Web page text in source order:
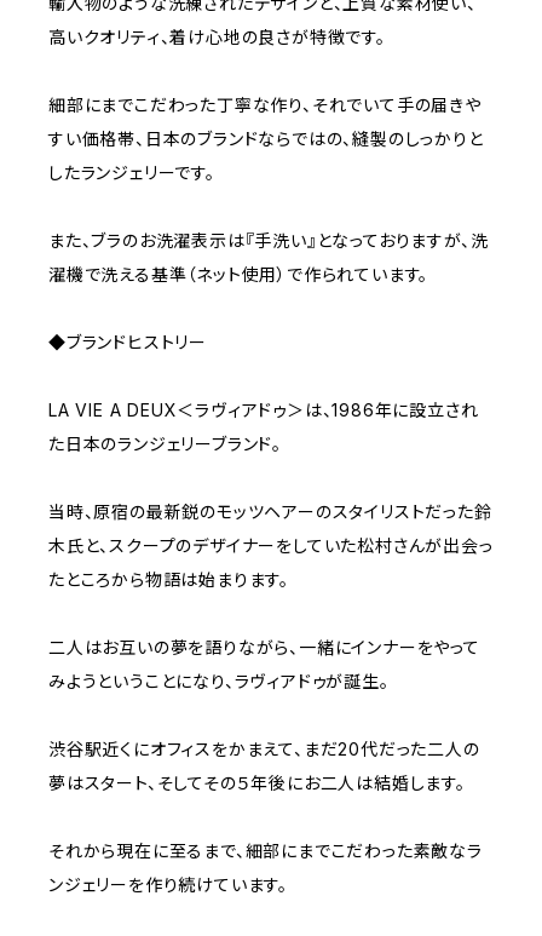
高いクオリティ、着け心地の良さが特徴です。
細部にまでこだわった丁寧な作り、それでいて手の届きや
すい価格帯、日本のブランドならではの、縫製のしっかりと
したランジェリーです。
また、ブラのお洗濯表示は『手洗い』となっておりますが、洗
濯機で洗える基準（ネット使用）で作られています。
◆ブランドヒストリー
LA VIE A DEUX＜ラヴィアドゥ＞は、1986年に設立され
た日本のランジェリーブランド。
当時、原宿の最新鋭のモッツヘアーのスタイリストだった鈴
木氏と、スクープのデザイナーをしていた松村さんが出会っ
たところから物語は始まります。
二人はお互いの夢を語りながら、一緒にインナーをやって
みようということになり、ラヴィアドゥが誕生。
渋谷駅近くにオフィスをかまえて、まだ20代だった二人の
夢はスタート、そしてその５年後にお二人は結婚します。
それから現在に至るまで、細部にまでこだわった素敵なラ
ンジェリーを作り続けています。